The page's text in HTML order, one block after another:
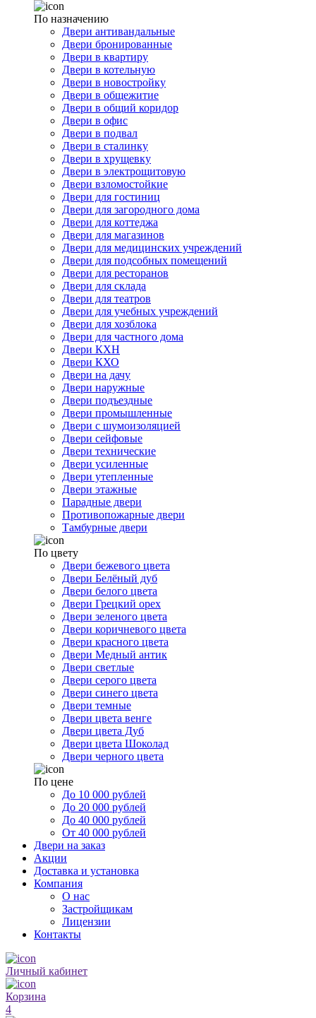
По назначению
Двери антивандальные
Двери бронированные
Двери в квартиру
Двери в котельную
Двери в новостройку
Двери в общежитие
Двери в общий коридор
Двери в офис
Двери в подвал
Двери в сталинку
Двери в хрущевку
Двери в электрощитовую
Двери взломостойкие
Двери для гостиниц
Двери для загородного дома
Двери для коттеджа
Двери для магазинов
Двери для медицинских учреждений
Двери для подсобных помещений
Двери для ресторанов
Двери для склада
Двери для театров
Двери для учебных учреждений
Двери для хозблока
Двери для частного дома
Двери КХН
Двери КХО
Двери на дачу
Двери наружные
Двери подъездные
Двери промышленные
Двери с шумоизоляцией
Двери сейфовые
Двери технические
Двери усиленные
Двери утепленные
Двери этажные
Парадные двери
Противопожарные двери
Тамбурные двери
По цвету
Двери бежевого цвета
Двери Белёный дуб
Двери белого цвета
Двери Грецкий орех
Двери зеленого цвета
Двери коричневого цвета
Двери красного цвета
Двери Медный антик
Двери светлые
Двери серого цвета
Двери синего цвета
Двери темные
Двери цвета венге
Двери цвета Дуб
Двери цвета Шоколад
Двери черного цвета
По цене
До 10 000 рублей
До 20 000 рублей
До 40 000 рублей
От 40 000 рублей
Двери на заказ
Акции
Доставка и установка
Компания
О нас
Застройщикам
Лицензии
Контакты
Личный кабинет
Корзина
4